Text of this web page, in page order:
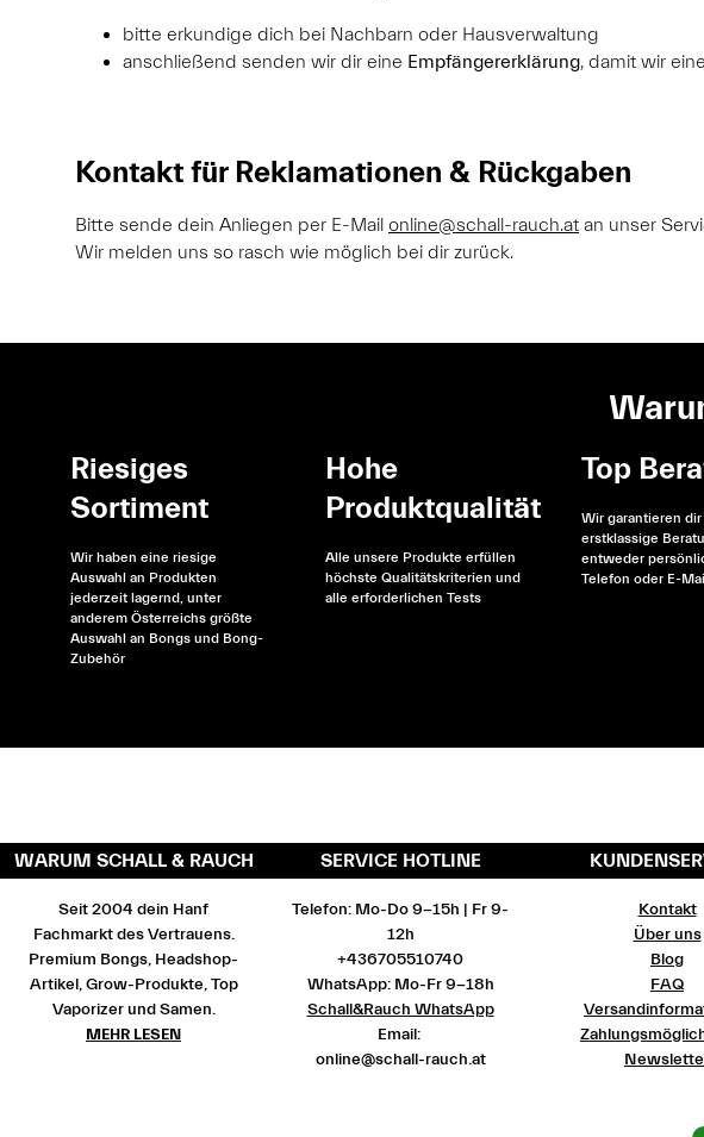
bitte erkundige dich bei Nachbarn oder Hausverwaltung
anschließend senden wir dir eine Empfängererklärung, damit wir
Kontakt für Reklamationen & Rückgaben
Bitte sende dein Anliegen per E-Mail online@schall-rauch.at an unser
Wir melden uns so rasch wie möglich bei dir zurück.
Riesiges
Sortiment
Wir haben eine riesige
Auswahl an Produkten
jederzeit lagernd, unter
anderem Österreichs größte
Auswahl an Bongs und Bong-
Zubehör
Hohe
Produktqualität
Alle unsere Produkte erfüllen
höchste Qualitätskriterien und
alle erforderlichen Tests
Top
Wir garantieren
erstklassige
entweder
Telefon oder E-
WARUM SCHALL & RAUCH
Seit 2004 dein Hanf
Fachmarkt des Vertrauens.
Premium Bongs, Headshop-
Artikel, Grow-Produkte, Top
Vaporizer und Samen.
MEHR LESEN
SERVICE HOTLINE
Telefon: Mo-Do 9-15h | Fr 9-
12h
+436705510740
WhatsApp: Mo-Fr 9-18h
Schall&Rauch WhatsApp
Email:
online@schall-rauch.at
Kontakt
Über uns
Blog
FAQ